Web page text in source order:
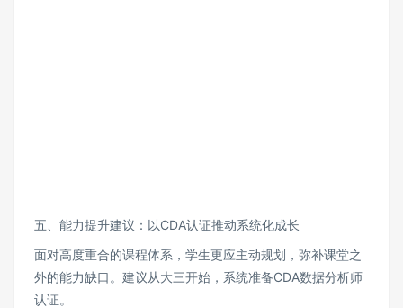
五、能力提升建议：以CDA认证推动系统化成长
面对高度重合的课程体系，学生更应主动规划，弥补课堂之
外的能力缺口。建议从大三开始，系统准备CDA数据分析师
认证。